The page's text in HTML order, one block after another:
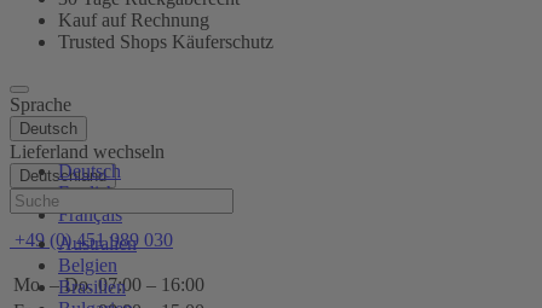
Kauf auf Rechnung
Trusted Shops Käuferschutz
Sprache
Deutsch
Deutsch
English
Français
Lieferland wechseln
Deutschland
Australien
Belgien
Brasilien
Hilfe
+49 (0) 451 989 030
Mo. – Do. 07:00 – 16:00